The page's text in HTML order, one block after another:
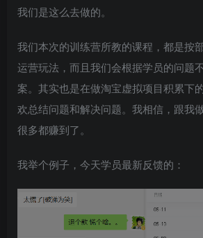
我们是这么去做的。
我们本次的训练营所教的课程，都是按
运营玩法，而且我们会根据学员的问题
案。其实也是在做淘宝虚拟项目积累下
欢总结问题和解决问题。我相信，跟我
很多都赚到了。
我举个例子，今天学员最新反馈的：